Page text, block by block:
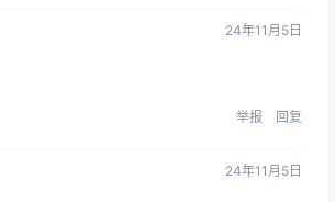
24年11月5日
举报 回复
24年11月5日